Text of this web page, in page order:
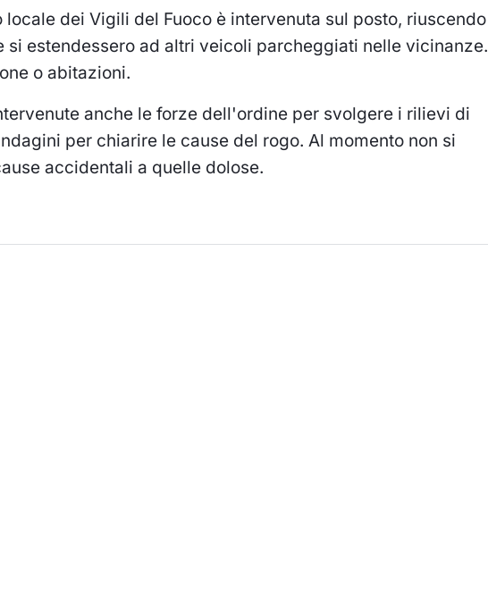
dei Vigili del Fuoco è intervenuta sul posto, riuscendo
si estendessero ad altri veicoli parcheggiati nelle vicinanze.
o abitazioni.
anche le forze dell'ordine per svolgere i rilievi di
per chiarire le cause del rogo. Al momento non si
accidentali a quelle dolose.